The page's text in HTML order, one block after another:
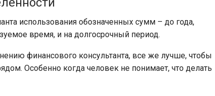
использования обозначенных сумм – до года,
время, и на долгосрочный период.
финансового консультанта, все же лучше, чтобы
Особенно когда человек не понимает, что делать